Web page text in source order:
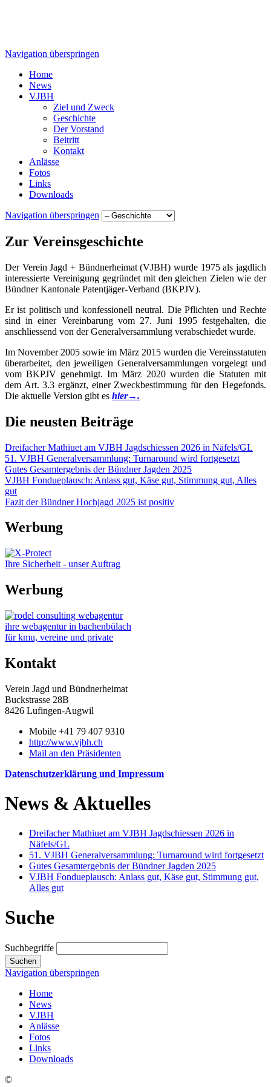
Navigation überspringen
Home
News
VJBH
Ziel und Zweck
Geschichte
Der Vorstand
Beitritt
Kontakt
Anlässe
Fotos
Links
Downloads
Navigation überspringen
Zur Vereinsgeschichte
Der Verein Jagd + Bündnerheimat (VJBH) wurde 1975 als jagdlich
interessierte Vereinigung gegründet mit den gleichen Zielen wie der
Bündner Kantonale Patentjäger-Verband (BKPJV).
Er ist politisch und konfessionell neutral. Die Pflichten und Rechte
sind in einer Vereinbarung vom 27. Juni 1995 festgehalten, die
anschliessend von der Generalversammlung verabschiedet wurde.
Im November 2005 sowie im März 2015 wurden die Vereinsstatuten
überarbeitet, den jeweiligen Generalversammlungen vorgelegt und
vom BKPJV genehmigt. Im März 2020 wurden die Statuten mit
dem Art. 3.3 ergänzt, einer Zweckbestimmung für den Hegefonds.
Die aktuelle Version gibt es hier→.
Die neusten Beiträge
Dreifacher Mathiuet am VJBH Jagdschiessen 2026 in Näfels/GL
51. VJBH Generalversammlung: Turnaround wird fortgesetzt
Gutes Gesamtergebnis der Bündner Jagden 2025
VJBH Fondueplausch: Anlass gut, Käse gut, Stimmung gut, Alles
gut
Fazit der Bündner Hochjagd 2025 ist positiv
Werbung
Ihre Sicherheit - unser Auftrag
Werbung
ihre webagentur in bachenbülach
für kmu, vereine und private
Kontakt
Verein Jagd und Bündnerheimat
Buckstrasse 28B
8426 Lufingen-Augwil
Mobile +41 79 407 9310
http://www.vjbh.ch
Mail an den Präsidenten
Datenschutzerklärung und Impressum
News & Aktuelles
Dreifacher Mathiuet am VJBH Jagdschiessen 2026 in
Näfels/GL
51. VJBH Generalversammlung: Turnaround wird fortgesetzt
Gutes Gesamtergebnis der Bündner Jagden 2025
VJBH Fondueplausch: Anlass gut, Käse gut, Stimmung gut,
Alles gut
Suche
Suchbegriffe
Suchen
Navigation überspringen
Home
News
VJBH
Anlässe
Fotos
Links
Downloads
©